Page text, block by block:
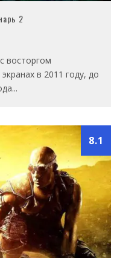
2
восторгом
в 2011 году, до
...
8.1